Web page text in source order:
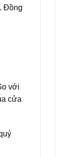
Đồng
với
cửa